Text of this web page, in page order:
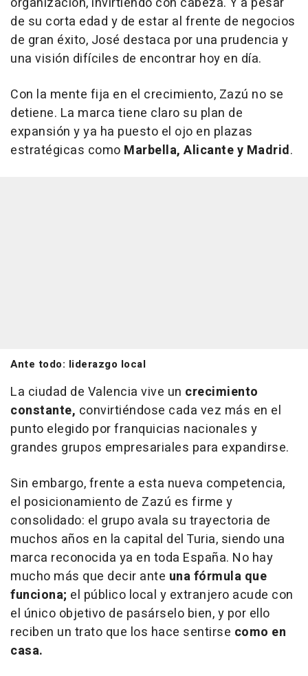
de su corta edad y de estar al frente de negocios
de gran éxito, José destaca por una prudencia y
una visión difíciles de encontrar hoy en día.
Con la mente fija en el crecimiento, Zazú no se
detiene. La marca tiene claro su plan de
expansión y ya ha puesto el ojo en plazas
estratégicas como Marbella, Alicante y Madrid.
Ante todo: liderazgo local
La ciudad de Valencia vive un crecimiento
constante, convirtiéndose cada vez más en el
punto elegido por franquicias nacionales y
grandes grupos empresariales para expandirse.
Sin embargo, frente a esta nueva competencia,
el posicionamiento de Zazú es firme y
consolidado: el grupo avala su trayectoria de
muchos años en la capital del Turia, siendo una
marca reconocida ya en toda España. No hay
mucho más que decir ante una fórmula que
funciona; el público local y extranjero acude con
el único objetivo de pasárselo bien, y por ello
reciben un trato que los hace sentirse como en
casa.